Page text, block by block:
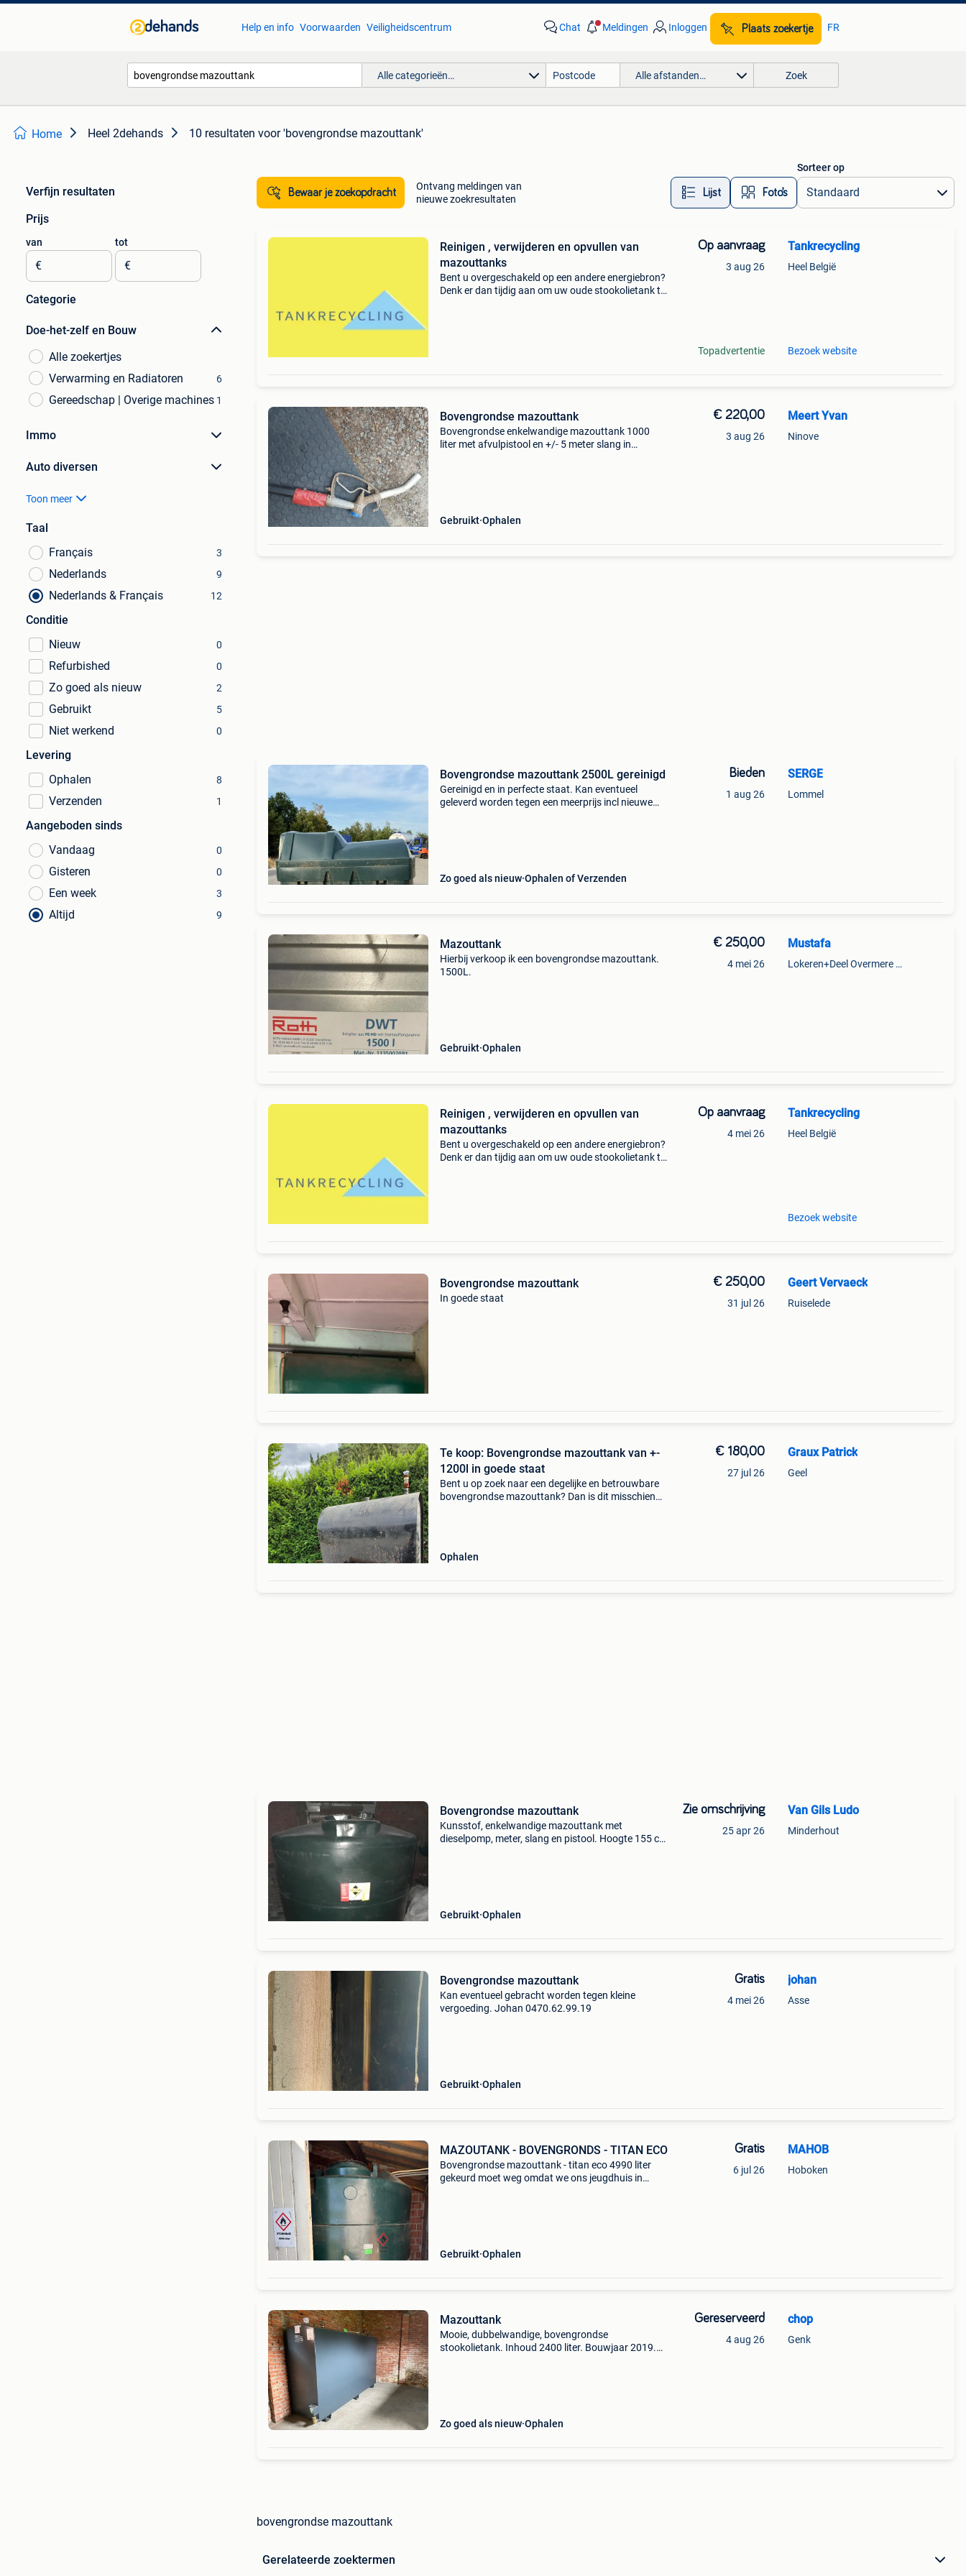
Help en info Voorwaarden Veiligheidscentrum Chat Meldingen Inloggen Plaats zoekertje FR
Alle categorieën… Alle afstanden… Zoek
Home Heel 2dehands 10 resultaten voor 'bovengrondse mazouttank'
Verfijn resultaten
Prijs
van
€
tot
€
Categorie
Doe-het-zelf en Bouw
Alle zoekertjes
Verwarming en Radiatoren
6
Gereedschap | Overige machines 1
Immo
Auto diversen
Toon meer
Taal
Français
3
Nederlands 9
Nederlands & Français 12
Conditie
Nieuw
0
Refurbished 0
Zo goed als nieuw 2
Gebruikt 5
Niet werkend 0
Levering
Ophalen
8
Verzenden 1
Aangeboden sinds
Vandaag
0
Gisteren 0
Een week 3
Altijd 9
Bewaar je zoekopdracht
Ontvang meldingen van
nieuwe zoekresultaten
Lijst Foto’s
Sorteer op
Reinigen , verwijderen en opvullen van
mazouttanks
Bent u overgeschakeld op een andere energiebron?
Denk er dan tijdig aan om uw oude stookolietank te
Op aanvraag
3 aug 26
Topadvertentie
Tankrecycling
Heel België
Bezoek website
Bovengrondse mazouttank
Bovengrondse enkelwandige mazouttank 1000
liter met afvulpistool en +/- 5 meter slang in
Gebruikt Ophalen
€ 220,00
3 aug 26
Meert Yvan
Ninove
Bovengrondse mazouttank 2500L gereinigd
Gereinigd en in perfecte staat. Kan eventueel
geleverd worden tegen een meerprijs incl nieuwe
Zo goed als nieuw Ophalen of Verzenden
Bieden
1 aug 26
SERGE
Lommel
Mazouttank
Hierbij verkoop ik een bovengrondse mazouttank.
1500L.
Gebruikt Ophalen
€ 250,00
4 mei 26
Mustafa
Lokeren+Deel Overmere En Zele
Reinigen , verwijderen en opvullen van
mazouttanks
Bent u overgeschakeld op een andere energiebron?
Denk er dan tijdig aan om uw oude stookolietank te
Op aanvraag
4 mei 26
Tankrecycling
Heel België
Bezoek website
Bovengrondse mazouttank
In goede staat
€ 250,00
31 jul 26
Geert Vervaeck
Ruiselede
Te koop: Bovengrondse mazouttank van +-
1200l in goede staat
Bent u op zoek naar een degelijke en betrouwbare
bovengrondse mazouttank? Dan is dit misschien
Ophalen
€ 180,00
27 jul 26
Graux Patrick
Geel
Bovengrondse mazouttank
Kunsstof, enkelwandige mazouttank met
dieselpomp, meter, slang en pistool. Hoogte 155 cm
Gebruikt Ophalen
Zie omschrijving
25 apr 26
Van Gils Ludo
Minderhout
Bovengrondse mazouttank
Kan eventueel gebracht worden tegen kleine
vergoeding. Johan 0470.62.99.19
Gebruikt Ophalen
Gratis
4 mei 26
johan
Asse
MAZOUTANK - BOVENGRONDS - TITAN ECO
Bovengrondse mazouttank - titan eco 4990 liter
gekeurd moet weg omdat we ons jeugdhuis in
Gebruikt Ophalen
Gratis
6 jul 26
MAHOB
Hoboken
Mazouttank
Mooie, dubbelwandige, bovengrondse
stookolietank. Inhoud 2400 liter. Bouwjaar 2019.
Zo goed als nieuw Ophalen
Gereserveerd
4 aug 26
chop
Genk
bovengrondse mazouttank
Gerelateerde zoektermen